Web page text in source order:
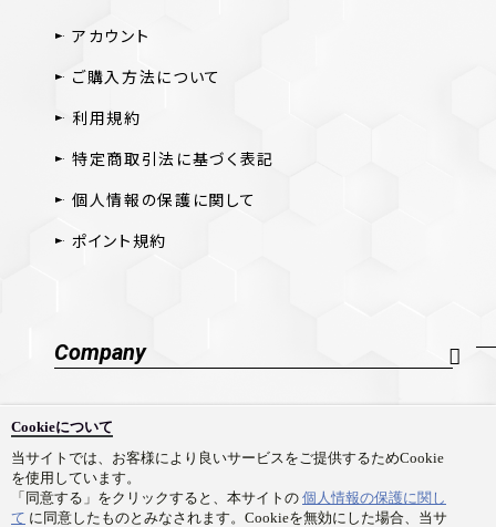
Cookieについて
当サイトでは、お客様により良いサービスをご提供するためCookie
を使用しています。
「同意する」をクリックすると、本サイトの 個人情報の保護に関し
て に同意したものとみなされます。Cookieを無効にした場合、当サ
アカウント
ご購入方法について
利用規約
特定商取引法に基づく表記
個人情報の保護に関して
ポイント規約
Company
会社概要
採用情報
お問い合わせ